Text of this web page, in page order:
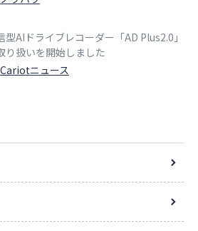
型AIドライブレコーダー「AD Plus2.0」
り扱いを開始しました
Cariotニュース